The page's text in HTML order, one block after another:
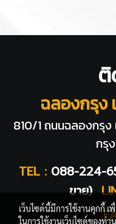
ติ
ฉลองกรุง
810/1 ถนนฉลองกรุ
กรุ
TEL : 088-224-
ขาย)
เว็บไซต์นี้มีการใช้งานคุกกี้
ในการใช้งานเว็บไซต์ของท่